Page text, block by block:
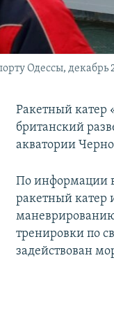
Одессы, декабрь
Ракетный
британский
акватории
По информации
ракетный катер
тренировки по
задействован